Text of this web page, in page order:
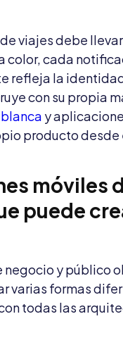
viajes debe
color, cada
refleja la
con su propia
y
producto
móviles
puede
y público
varias formas
todas las